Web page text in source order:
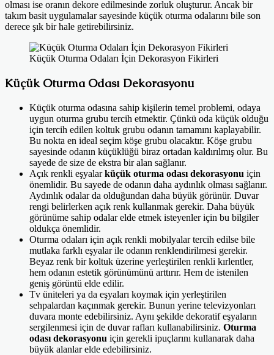
olması ise oranın dekore edilmesinde zorluk oluşturur. Ancak bir
takım basit uygulamalar sayesinde küçük oturma odalarını bile son
derece şık bir hale getirebilirsiniz.
Küçük Oturma Odaları İçin Dekorasyon Fikirleri
Küçük Oturma Odası Dekorasyonu
Küçük oturma odasına sahip kişilerin temel problemi, odaya
uygun oturma grubu tercih etmektir. Çünkü oda küçük olduğu
için tercih edilen koltuk grubu odanın tamamını kaplayabilir.
Bu nokta en ideal seçim köşe grubu olacaktır. Köşe grubu
sayesinde odanın küçüklüğü biraz ortadan kaldırılmış olur. Bu
sayede de size de ekstra bir alan sağlanır.
Açık renkli eşyalarküçük oturma odası dekorasyonu için
önemlidir. Bu sayede de odanın daha aydınlık olması sağlanır.
Aydınlık odalar da olduğundan daha büyük görünür. Duvar
rengi belirlerken açık renk kullanmak gerekir. Daha büyük
görünüme sahip odalar elde etmek isteyenler için bu bilgiler
oldukça önemlidir.
Oturma odaları için açık renkli mobilyalar tercih edilse bile
mutlaka farklı eşyalar ile odanın renklendirilmesi gerekir.
Beyaz renk bir koltuk üzerine yerleştirilen renkli kırlentler,
hem odanın estetik görünümünü arttırır. Hem de istenilen
geniş görüntü elde edilir.
Tv üniteleri ya da eşyaları koymak için yerleştirilen
sehpalardan kaçınmak gerekir. Bunun yerine televizyonları
duvara monte edebilirsiniz. Aynı şekilde dekoratif eşyaların
sergilenmesi için de duvar rafları kullanabilirsiniz. Oturma
odası dekorasyonu için gerekli ipuçlarını kullanarak daha
büyük alanlar elde edebilirsiniz.